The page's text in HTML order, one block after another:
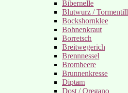
Bibernelle
Blutwurz / Tormentill
Bockshornklee
Bohnenkraut
Borretsch
Breitwegerich
Brennnessel
Brombeere
Brunnenkresse
Diptam
Dost / Oregano